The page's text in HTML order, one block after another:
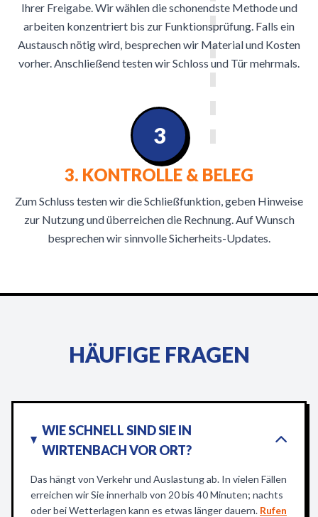
Ihrer Freigabe. Wir wählen die schonendste Methode und
arbeiten konzentriert bis zur Funktionsprüfung. Falls ein
Austausch nötig wird, besprechen wir Material und Kosten
vorher. Anschließend testen wir Schloss und Tür mehrmals.
3. KONTROLLE & BELEG
Zum Schluss testen wir die Schließfunktion, geben Hinweise
zur Nutzung und überreichen die Rechnung. Auf Wunsch
besprechen wir sinnvolle Sicherheits-Updates.
3
HÄUFIGE FRAGEN
WIE SCHNELL SIND SIE IN
WIRTENBACH VOR ORT?
Das hängt von Verkehr und Auslastung ab. In vielen Fällen
erreichen wir Sie innerhalb von 20 bis 40 Minuten; nachts
oder bei Wetterlagen kann es etwas länger dauern. Rufen